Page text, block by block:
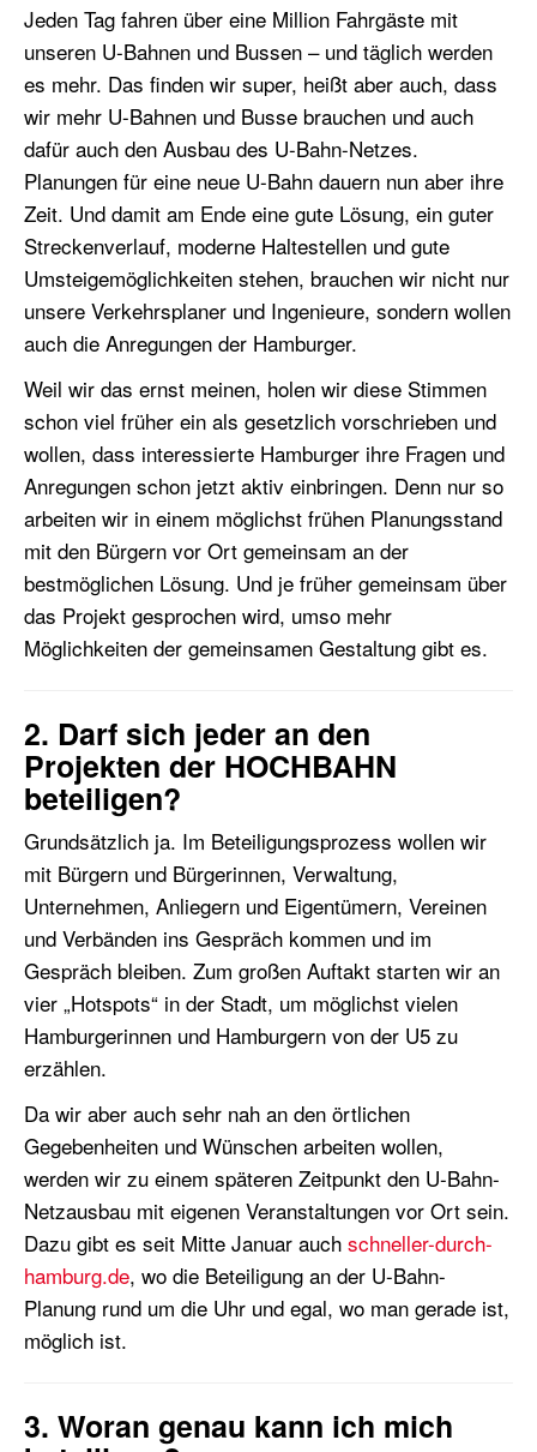
Jeden Tag fahren über eine Million Fahrgäste mit
unseren U-Bahnen und Bussen – und täglich werden
es mehr. Das finden wir super, heißt aber auch, dass
wir mehr U-Bahnen und Busse brauchen und auch
dafür auch den Ausbau des U-Bahn-Netzes.
Planungen für eine neue U-Bahn dauern nun aber ihre
Zeit. Und damit am Ende eine gute Lösung, ein guter
Streckenverlauf, moderne Haltestellen und gute
Umsteigemöglichkeiten stehen, brauchen wir nicht nur
unsere Verkehrsplaner und Ingenieure, sondern wollen
auch die Anregungen der Hamburger.
Weil wir das ernst meinen, holen wir diese Stimmen
schon viel früher ein als gesetzlich vorschrieben und
wollen, dass interessierte Hamburger ihre Fragen und
Anregungen schon jetzt aktiv einbringen. Denn nur so
arbeiten wir in einem möglichst frühen Planungsstand
mit den Bürgern vor Ort gemeinsam an der
bestmöglichen Lösung. Und je früher gemeinsam über
das Projekt gesprochen wird, umso mehr
Möglichkeiten der gemeinsamen Gestaltung gibt es.
2. Darf sich jeder an den
Projekten der HOCHBAHN
beteiligen?
Grundsätzlich ja. Im Beteiligungsprozess wollen wir
mit Bürgern und Bürgerinnen, Verwaltung,
Unternehmen, Anliegern und Eigentümern, Vereinen
und Verbänden ins Gespräch kommen und im
Gespräch bleiben. Zum großen Auftakt starten wir an
vier „Hotspots“ in der Stadt, um möglichst vielen
Hamburgerinnen und Hamburgern von der U5 zu
erzählen.
Da wir aber auch sehr nah an den örtlichen
Gegebenheiten und Wünschen arbeiten wollen,
werden wir zu einem späteren Zeitpunkt den U-Bahn-
Netzausbau mit eigenen Veranstaltungen vor Ort sein.
Dazu gibt es seit Mitte Januar auch schneller-durch-
hamburg.de, wo die Beteiligung an der U-Bahn-
Planung rund um die Uhr und egal, wo man gerade ist,
möglich ist.
3. Woran genau kann ich mich